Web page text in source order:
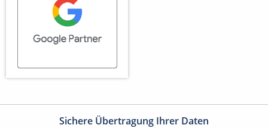
Sichere Übertragung Ihrer Daten